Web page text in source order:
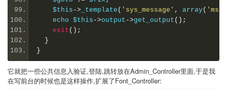
    $this
-> _template ( 'sys_message' , array( 'msg'
    echo $this
->output ->get_output ();
exit ();
}
}
它就把一些公共信息入验证,登陆,跳转放在Admin_Controller里面,于是我
在写前台的时候也是这样操作,扩展了Font_Controller: